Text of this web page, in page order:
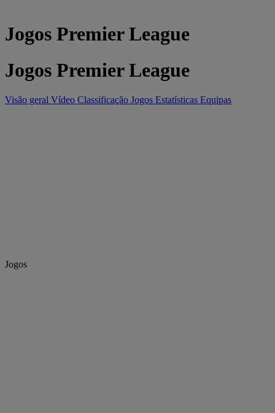
Jogos Premier League
Jogos Premier League
Visão geral Vídeo Classificação Jogos Estatísticas Equipas
Jogos